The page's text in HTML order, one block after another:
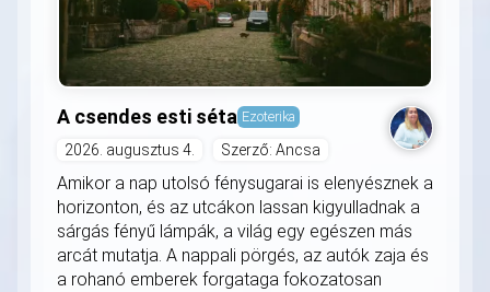
A csendes esti séta Ezoterika
2026. augusztus 4. Szerző: Ancsa
Amikor a nap utolsó fénysugarai is elenyésznek a
horizonton, és az utcákon lassan kigyulladnak a
sárgás fényű lámpák, a világ egy egészen más
arcát mutatja. A nappali pörgés, az autók zaja és
a rohanó emberek forgataga fokozatosan